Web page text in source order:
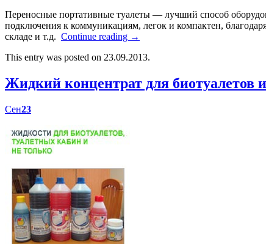
Переносные портативные туалеты — лучший способ
подключения к коммуникациям, легок и компактен,
складе и т.д. Continue reading →
This entry was posted on 23.09.2013.
Жидкий концентрат для
Сен23